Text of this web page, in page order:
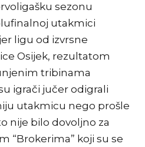
sezonu
utakmici
ligu od izvrsne
Osijek, rezultatom
tribinama
igrači jučer odigrali
utakmicu nego prošle
nije bilo dovoljno za
“Brokerima” koji su se